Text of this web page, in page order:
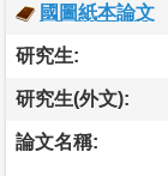
國圖紙本論文
研究生:
研究生(外文):
論文名稱: